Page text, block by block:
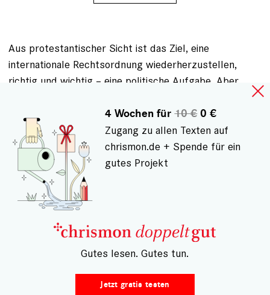
Aus protestantischer Sicht ist das Ziel, eine
internationale Rechtsordnung wiederherzustellen,
richtig und wichtig – eine politische Aufgabe. Aber
Gerechtigkeit, des Guten zu stehen, ist überall groß.
Und klar: Wenn man schon einen solchen Krieg
unterstützt, dann soll es bitte auch ein gerechter
Krieg sein. Und die Kirche soll ihren Segen dazu
geben. Aber gerade in Deutschland haben die
evangelischen Kirchen im Laufe ihrer Geschichte eines
gelernt: So sehr der Freiheitskampf in der Ukraine
dazu beitragen mag, die Rechtsordnung
wiederherzustellen, so sehr scheuen sie sich, das
Wort "gerecht" inflationär zu gebrauchen. Sie sollten
daher auch nach Ende jedes Krieges weiter an den
4 Wochen für10 €0 €
Zugang zu allen Texten auf
chrismon.de + Spende für ein
gutes Projekt
– Gutes lesen. Gutes tun.
Jetzt gratis testen